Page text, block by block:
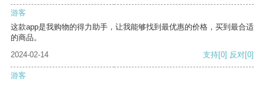
游客
这款app是我购物的得力助手，让我能够找到最优惠的价格，买到最合适
的商品。
2024-02-14
支持[0] 反对[0]
游客